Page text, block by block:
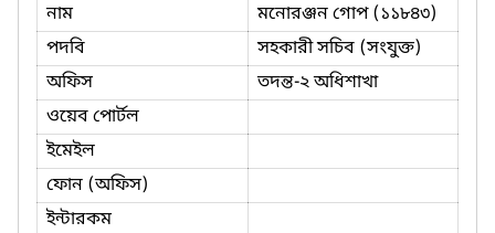
নাম
মনোরঞ্জন গোপ (১১৮৪৩)
পদবি
সহকারী সচিব (সংযুক্ত)
অফিস
তদন্ত-২ অধিশাখা
ওয়েব পোর্টল
ইমেইল
ফোন (অফিস)
ইন্টারকম